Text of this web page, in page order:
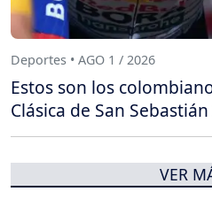
Deportes • AGO 1 / 2026
Estos son los
Clásica de San
VER